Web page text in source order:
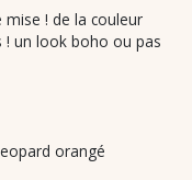
mise ! de la couleur
! un look boho ou pas
orangé